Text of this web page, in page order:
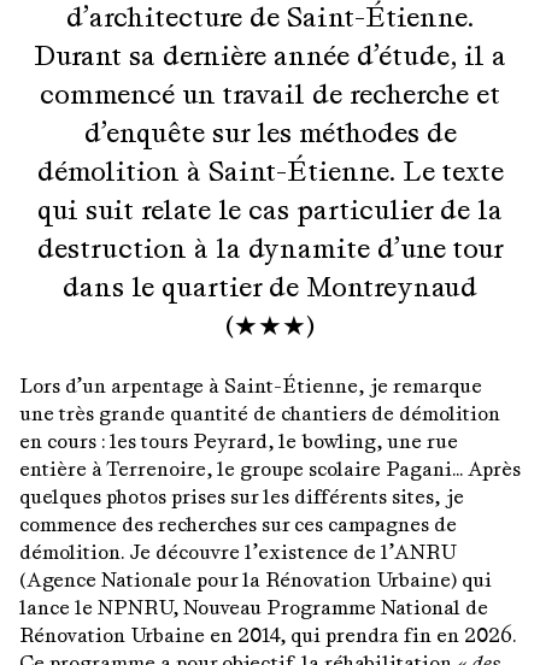
d’architecture de Saint-Étienne.
Durant sa dernière année d’étude, il a
commencé un travail de recherche et
d’enquête sur les méthodes de
démolition à Saint-Étienne. Le texte
qui suit relate le cas particulier de la
destruction à la dynamite d’une tour
dans le quartier de Montreynaud
(★★★)
Lors d’un arpentage à Saint-Étienne, je remarque
une très grande quantité de chantiers de démolition
en cours : les tours Peyrard, le bowling, une rue
entière à Terrenoire, le groupe scolaire Pagani… Après
quelques photos prises sur les différents sites, je
commence des recherches sur ces campagnes de
démolition. Je découvre l’existence de l’ANRU
(Agence Nationale pour la Rénovation Urbaine) qui
lance le NPNRU, Nouveau Programme National de
Rénovation Urbaine en 2014, qui prendra fin en 2026.